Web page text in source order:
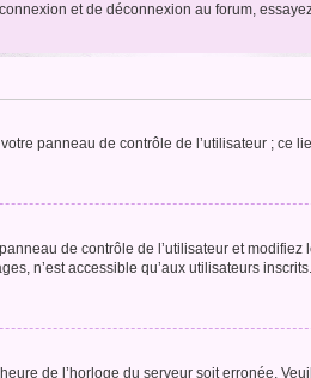
et de déconnexion au forum,
panneau de contrôle de l’utilisateur ; ce
de contrôle de l’utilisateur et
n’est accessible qu’aux utilisateurs
de l’horloge du serveur soit erronée.